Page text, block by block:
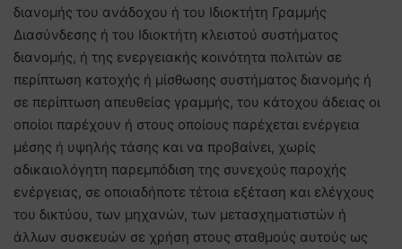
διανομής του ανάδοχου ή του Ιδιοκτήτη Γραμμής
Διασύνδεσης ή του Ιδιοκτήτη κλειστού συστήματος
διανομής, ή της ενεργειακής κοινότητα πολιτών σε
περίπτωση κατοχής ή μίσθωσης συστήματος διανομής ή
σε περίπτωση απευθείας γραμμής, του κάτοχου άδειας οι
οποίοι παρέχουν ή στους οποίους παρέχεται ενέργεια
μέσης ή υψηλής τάσης και να προβαίνει, χωρίς
αδικαιολόγητη παρεμπόδιση της συνεχούς παροχής
ενέργειας, σε οποιαδήποτε τέτοια εξέταση και ελέγχους
του δικτύου, των μηχανών, των μετασχηματιστών ή
άλλων συσκευών σε χρήση στους σταθμούς αυτούς ως